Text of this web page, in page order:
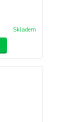
Skladem